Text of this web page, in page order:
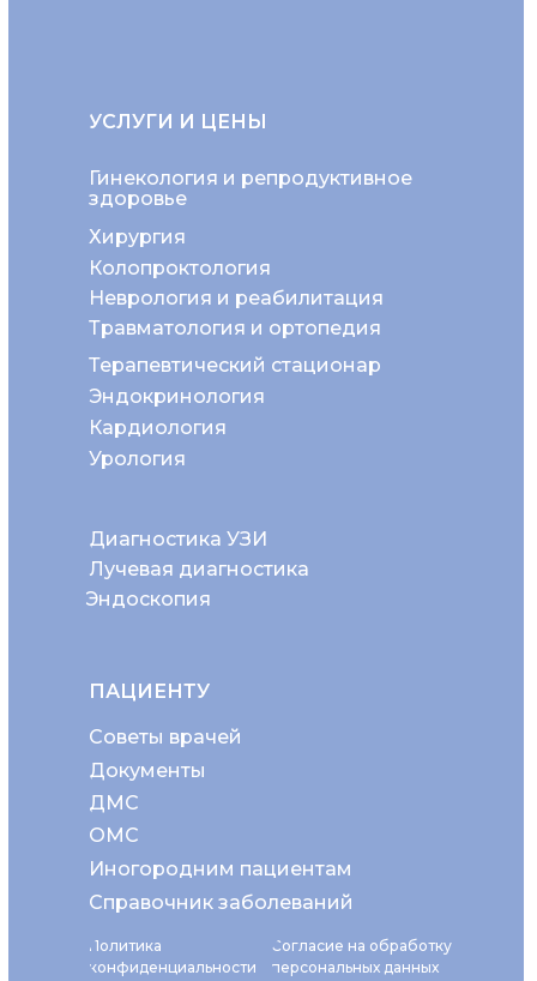
Политика
конфиденциальности
Согласие на обработку
персональных данных
Неврология и реабилитация
Колопроктология
Хирургия
Гинекология и репродуктивное
здоровье
Диагностика УЗИ
Эндоскопия
Травматология и ортопедия
Эндокринология
Терапевтический стационар
Кардиология
Урология
Лучевая диагностика
УСЛУГИ И ЦЕНЫ
ПАЦИЕНТУ
Советы врачей
ОМС
Документы
ДМС
Иногородним пациентам
Справочник заболеваний